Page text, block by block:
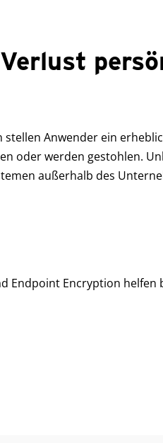
Anwender ein
oder werden gestohlen.
außerhalb des
Endpoint Encryption